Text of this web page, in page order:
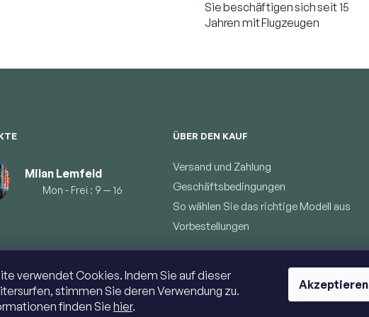
verwendet Cookies. Indem Sie auf dieser
stimmen Sie deren Verwendung zu.
finden Sie hier.
Akzeptieren
Sie beschäftigen sich seit 15
Jahren mit Flugzeugen
Milan Lemfeld
Mon - Frei : 9 — 16
ÜBER DEN KAUF
Versand und Zahlung
Geschäftsbedingungen
So wählen Sie das richtige Modell aus
Vorbestellungen